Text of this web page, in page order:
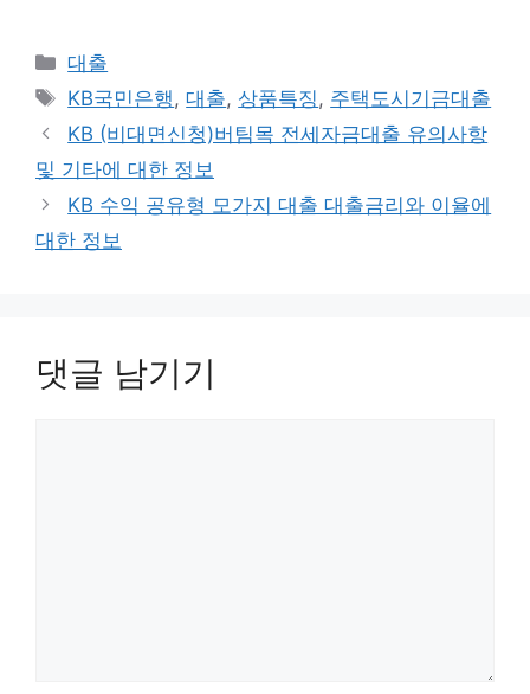
카
테
리
대출
태
그
KB국민은행 ,대출, 상품특징 , 주택도시기금대출
KB (비대면신청)버팀목 전세자금대출 유의사항
및 기타에 대한 정보
KB 수익 공유형 모가지 대출 대출금리와 이율에
대한 정보
댓글 남기기